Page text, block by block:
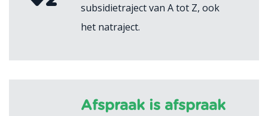
subsidietraject van A tot Z, ook
het natraject.
Afspraak is afspraak